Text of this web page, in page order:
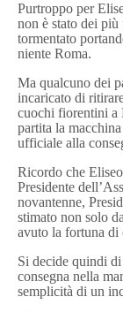
Purtroppo per
non è stato dei
tormentato
niente Roma.
Ma qualcuno dei
incaricato di
cuochi fiorentini a
partita la
ufficiale alla
Ricordo che
Presidente
novantenne,
stimato non solo
avuto la fortuna di
Si decide quindi di
consegna nella
semplicità di un